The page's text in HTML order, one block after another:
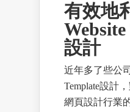
有效地
設計
近年多了些公
Template設計
網頁設計行業